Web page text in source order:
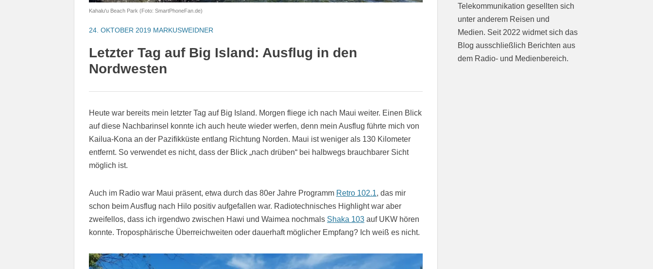
Kahalu'u Beach Park (Foto: SmartPhoneFan.de)
24. OKTOBER 2019 MARKUSWEIDNER
Letzter Tag auf Big Island: Ausflug in den
Nordwesten
Heute war bereits mein letzter Tag auf Big Island. Morgen fliege ich nach Maui weiter. Einen Blick
auf diese Nachbarinsel konnte ich auch heute wieder werfen, denn mein Ausflug führte mich von
Kailua-Kona an der Pazifikküste entlang Richtung Norden. Maui ist weniger als 130 Kilometer
entfernt. So verwendet es nicht, dass der Blick „nach drüben“ bei halbwegs brauchbarer Sicht
möglich ist.
Auch im Radio war Maui präsent, etwa durch das 80er Jahre Programm Retro 102.1, das mir
schon beim Ausflug nach Hilo positiv aufgefallen war. Radiotechnisches Highlight war aber
zweifellos, dass ich irgendwo zwischen Hawi und Waimea nochmals Shaka 103 auf UKW hören
konnte. Troposphärische Überreichweiten oder dauerhaft möglicher Empfang? Ich weiß es nicht.
Telekommunikation gesellten sich
unter anderem Reisen und
Medien. Seit 2022 widmet sich das
Blog ausschließlich Berichten aus
dem Radio- und Medienbereich.